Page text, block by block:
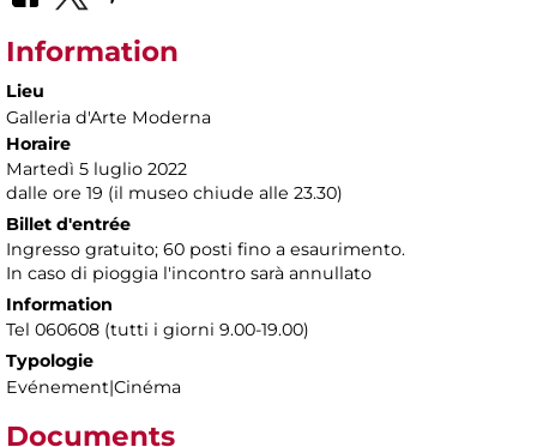
Information
Lieu
Galleria d'Arte Moderna
Horaire
Martedì 5 luglio 2022
dalle ore 19 (il museo chiude alle 23.30)
Billet d'entrée
Ingresso gratuito; 60 posti fino a esaurimento.
In caso di pioggia l'incontro sarà annullato
Information
Tel 060608 (tutti i giorni 9.00-19.00)
Typologie
Evénement|Cinéma
Documents